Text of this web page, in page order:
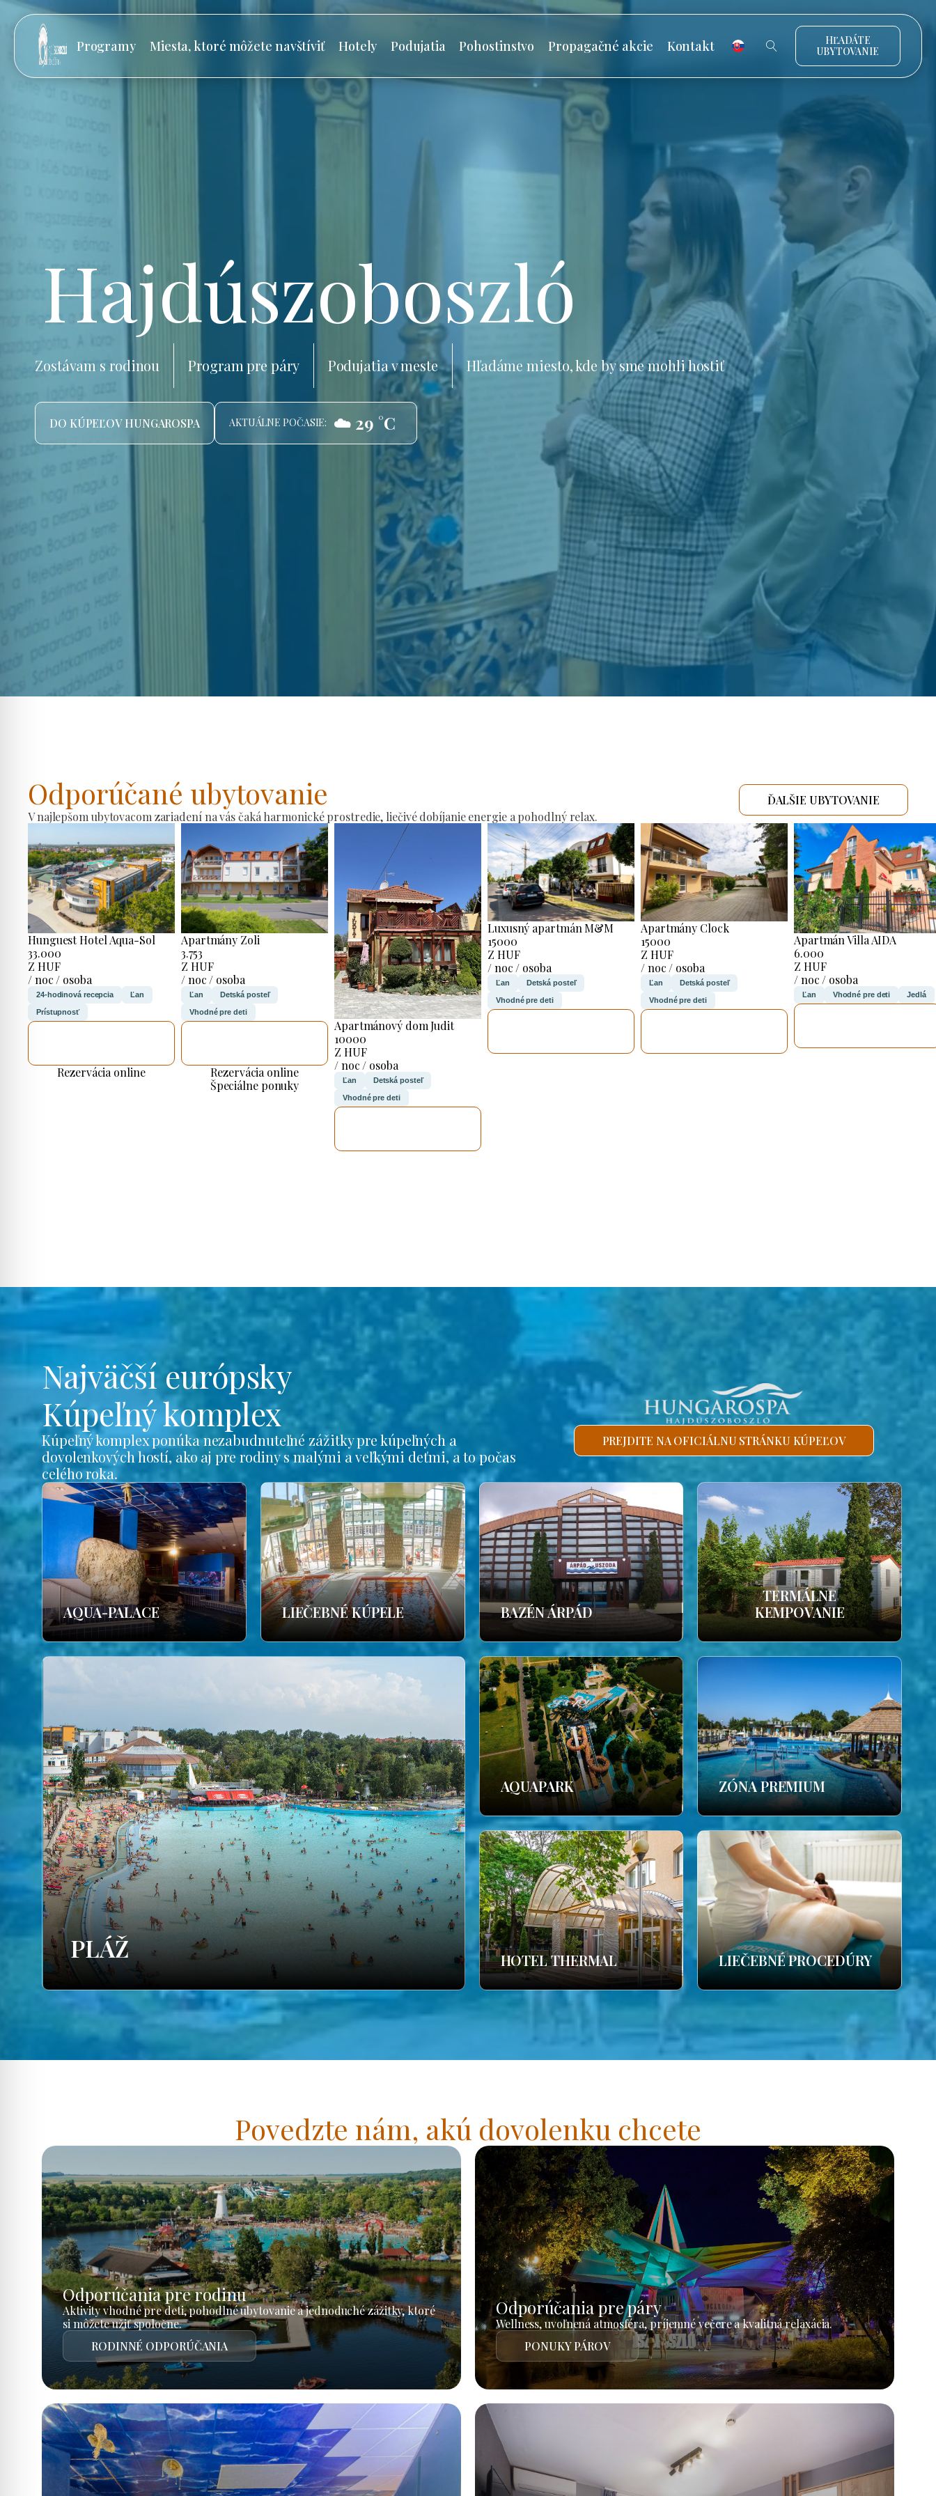
Programy Miesta, ktoré môžete navštíviť Hotely Podujatia Pohostinstvo Propagačné akcie Kontakt
HĽADÁTE
UBYTOVANIE
Hajdúszoboszló
Zostávam s rodinou Program pre páry Podujatia v meste Hľadáme miesto, kde by sme mohli hostiť
DO KÚPEĽOV HUNGAROSPA AKTUÁLNE POČASIE: ☁️ 29 °C
Odporúčané ubytovanie
V najlepšom ubytovacom zariadení na vás čaká harmonické prostredie, liečivé dobíjanie energie a pohodlný relax.
ĎALŠIE UBYTOVANIE
Hunguest Hotel Aqua-Sol
33.000
Z HUF
/ noc / osoba
24-hodinová recepcia Ľan
Prístupnosť
Rezervácia online
Apartmány Zoli
3.753
Z HUF
/ noc / osoba
Ľan Detská posteľ
Vhodné pre deti
Rezervácia online
Špeciálne ponuky
Apartmánový dom Judit
10000
Z HUF
/ noc / osoba
Ľan Detská posteľ
Vhodné pre deti
Luxusný apartmán M&M
15000
Z HUF
/ noc / osoba
Ľan Detská posteľ
Vhodné pre deti
Apartmány Clock
15000
Z HUF
/ noc / osoba
Ľan Detská posteľ
Vhodné pre deti
Apartmán Villa AIDA
6.000
Z HUF
/ noc / osoba
Ľan Vhodné pre deti Jedlá
Najväčší európsky
Kúpeľný komplex
Kúpeľný komplex ponúka nezabudnuteľné zážitky pre kúpeľných a
dovolenkových hostí, ako aj pre rodiny s malými a veľkými deťmi, a to počas
celého roka.
PREJDITE NA OFICIÁLNU STRÁNKU KÚPEĽOV
AQUA-PALACE LIEČEBNÉ KÚPELE BAZÉN ÁRPÁD
TERMÁLNE
KEMPOVANIE
PLÁŽ
AQUAPARK ZÓNA PREMIUM
HOTEL THERMAL LIEČEBNÉ PROCEDÚRY
Povedzte nám, akú dovolenku chcete
Odporúčania pre rodinu
Aktivity vhodné pre deti, pohodlné ubytovanie a jednoduché zážitky, ktoré
si môžete užiť spoločne.
RODINNÉ ODPORÚČANIA
Odporúčania pre páry
Wellness, uvoľnená atmosféra, príjemné večere a kvalitná relaxácia.
PONUKY PÁROV